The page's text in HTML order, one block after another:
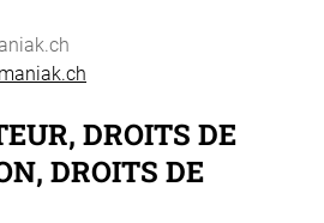
DROITS DE
DROITS DE